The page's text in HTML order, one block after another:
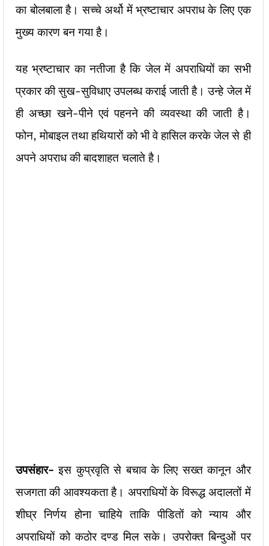
का बोलबाला है। सच्चे अर्थो में भ्रष्टाचार अपराध के लिए एक
मुख्य कारण बन गया है।
यह भ्रष्टाचार का नतीजा है कि जेल में अपराधियों का सभी
प्रकार की सुख-सुविधाए उपलब्ध कराई जाती है। उन्हे जेल में
ही अच्छा खने-पीने एवं पहनने की व्यवस्था की जाती है।
फोन, मोबाइल तथा हथियारों को भी वे हासिल करके जेल से ही
अपने अपराध की बादशाहत चलाते है।
उपसंहार- इस कुप्रवृति से बचाव के लिए सख्त कानून और
सजगता की आवश्यकता है। अपराधियों के विरूद्ध अदालतों में
शीघ्र निर्णय होना चाहिये ताकि पीडितों को न्याय और
अपराधियों को कठोर दण्ड मिल सके। उपरोक्त बिन्दुओं पर